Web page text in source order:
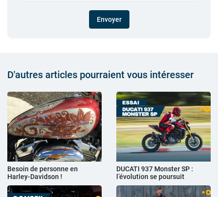
Envoyer
D'autres articles pourraient vous intéresser
Besoin de personne en
Harley-Davidson !
DUCATI 937 Monster SP :
l’évolution se poursuit